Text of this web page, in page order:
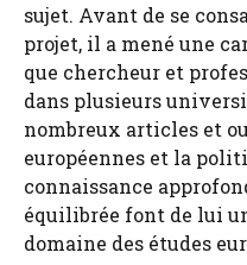
sujet. Avant de se
projet, il a mené une
que chercheur et
dans plusieurs
nombreux articles et
européennes et la
connaissance
équilibrée font de lui
domaine des études